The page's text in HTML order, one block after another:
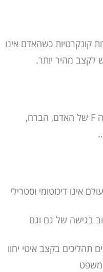
קונקרטיות כשהאדם אינו
מהיר יותר.
הדבר גם תלוי במנגנון ההישרדות ה F של האדם, הברח,
אינו דיכוטומי וסטרילי
בגישה של גם וגם
תהליכים בקצב איטי יחוו